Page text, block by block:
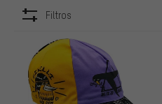
Filtros
ARTÍCULOS